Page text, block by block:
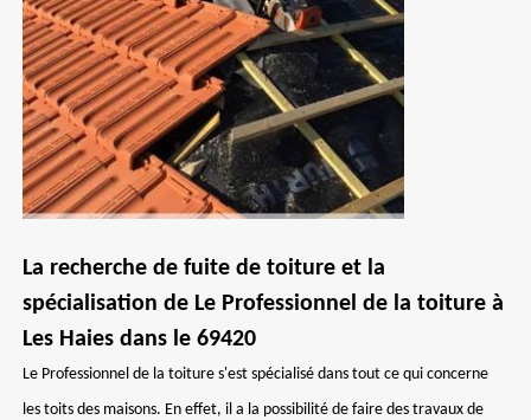
La recherche de fuite de toiture et la
spécialisation de Le Professionnel de la toiture à
Les Haies dans le 69420
Le Professionnel de la toiture s'est spécialisé dans tout ce qui concerne
les toits des maisons. En effet, il a la possibilité de faire des travaux de